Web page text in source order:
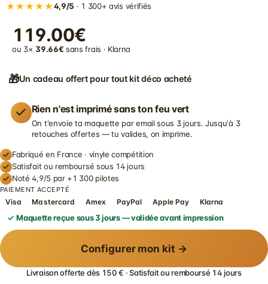
★★★★★4,9/5 · 1 300+ avis vérifiés
119.00€
ou 3×39.66€ sans frais · Klarna
🎁Un cadeau offert pour tout kit déco acheté
Rien n'est imprimé sans ton feu vert
On t'envoie ta maquette par email sous 3 jours. Jusqu'à 3
retouches offertes — tu valides, on imprime.
Fabriqué en France · vinyle compétition
Satisfait ou remboursé sous 14 jours
Noté 4,9/5 par +1 300 pilotes
PAIEMENT ACCEPTÉ
Visa Mastercard Amex PayPal Apple Pay Klarna
Maquette reçue sous 3 jours — validée avant impression
Configurer mon kit →
Livraison offerte dès 150 € · Satisfait ou remboursé 14 jours